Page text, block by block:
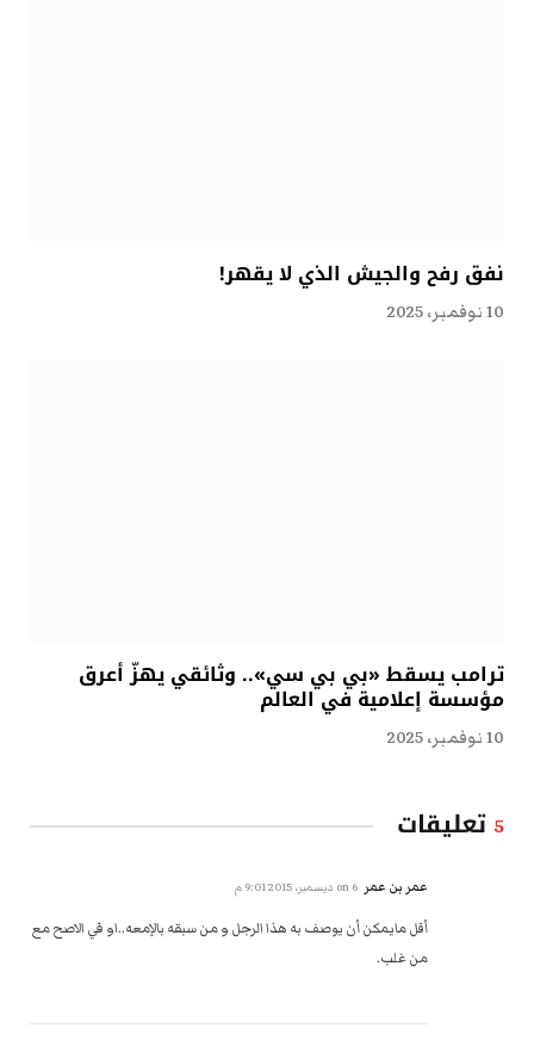
نفق رفح والجيش الذي لا يقهر!
10 نوفمبر، 2025
ترامب يسقط «بي بي سي».. وثائقي يهزّ أعرق
مؤسسة إعلامية في العالم
10 نوفمبر، 2025
5 تعليقات
عمر بن عمر 6 ديسمبر، 2015 9:01 م
أقل مايمكن أن يوصف به هذا الرجل و من سبقه بالإمعه..او في الاصح مع
من غلب.